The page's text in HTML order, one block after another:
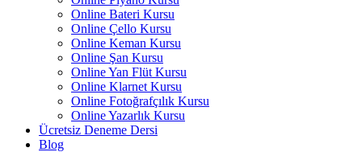
Online Bateri Kursu
Online Çello Kursu
Online Keman Kursu
Online Şan Kursu
Online Yan Flüt Kursu
Online Klarnet Kursu
Online Fotoğrafçılık Kursu
Online Yazarlık Kursu
Ücretsiz Deneme Dersi
Blog